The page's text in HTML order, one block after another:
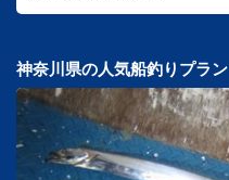
神奈川県の人気船釣りプラン